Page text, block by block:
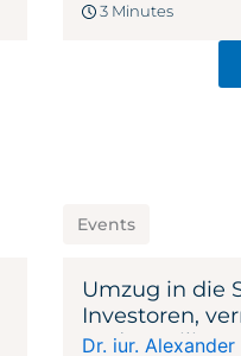
3 Minutes
Events
Umzug in die
Investoren,
und Familien
Dr. iur.